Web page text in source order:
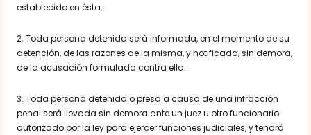
establecido en ésta.
2. Toda persona detenida será informada, en el momento de su
detención, de las razones de la misma, y notificada, sin demora,
de la acusación formulada contra ella.
3. Toda persona detenida o presa a causa de una infracción
penal será llevada sin demora ante un juez u otro funcionario
autorizado por la ley para ejercer funciones judiciales, y tendrá